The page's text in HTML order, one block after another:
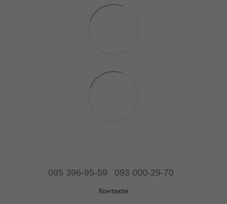
095 396-95-59 093 000-29-70
Контакти